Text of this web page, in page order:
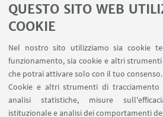
QUESTO SITO WEB
COOKIE
Nel nostro sito utilizziamo sia cookie
funzionamento, sia cookie e altri
che potrai attivare solo con il tuo consenso.
Cookie e altri strumenti di
analisi statistiche, misure
istituzionale e analisi dei comportamenti
Locandina
LINK UTILI
Spazi Virtuali di Dipartimento